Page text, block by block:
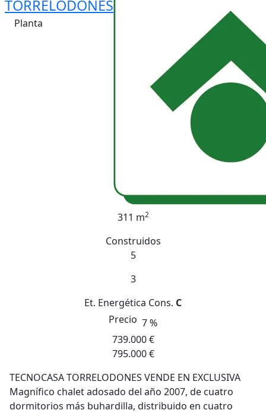
TORRELODONES
Planta
311 m2
Construidos
5
3
Et. Energética Cons. C
Precio 7 %
739.000 €
795.000 €
TECNOCASA TORRELODONES VENDE EN EXCLUSIVA
Magnífico chalet adosado del año 2007, de cuatro
dormitorios más buhardilla, distribuido en cuatro